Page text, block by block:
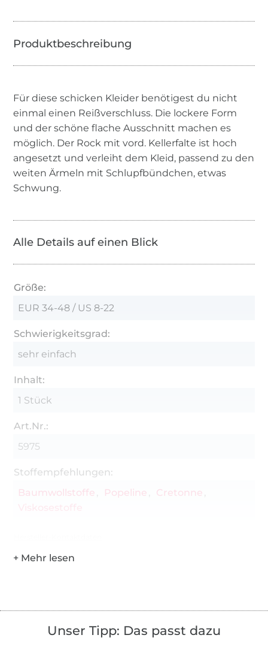
Für diese schicken Kleider benötigest du nicht
einmal einen Reißverschluss. Die lockere Form
und der schöne flache Ausschnitt machen es
möglich. Der Rock mit vord. Kellerfalte ist hoch
angesetzt und verleiht dem Kleid, passend zu den
weiten Ärmeln mit Schlupfbündchen, etwas
Schwung.
Alle Details auf einen Blick
Größe:
EUR 34-48 / US 8-22
Schwierigkeitsgrad:
sehr einfach
Inhalt:
1 Stück
Art.Nr.:
5975
Stoffempfehlungen:
Baumwollstoffe
Popeline
Cretonne
Unser Tipp: Das passt dazu